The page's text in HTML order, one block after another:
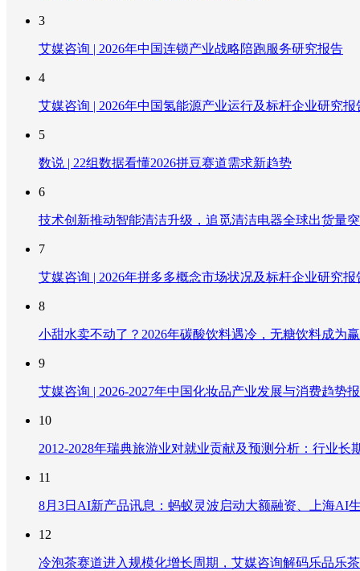
3
艾媒咨询 | 2026年中国连锁产业战略陪跑服务研究报告
4
艾媒咨询 | 2026年中国氢能源产业运行及标杆企业研究报
5
数说 | 22组数据看懂2026拼豆赛道需求新趋势
6
技术创新推动智能清洁升级，追觅清洁电器全球出货量
7
艾媒咨询 | 2026年拼多多概念市场状况及标杆企业研究报
8
小甜水卖不动了？2026年碳酸饮料遇冷，无糖饮料成为
9
艾媒咨询 | 2026-2027年中国化妆品产业发展与消费趋势
10
2012-2028年瑞典旅游业对就业贡献及预测分析：行业
11
8月3日AI新产品讯息：蚂蚁灵波启动大额融资、上海AI
12
冷泡茶赛道进入规模化增长周期，艾媒咨询解码乐品乐